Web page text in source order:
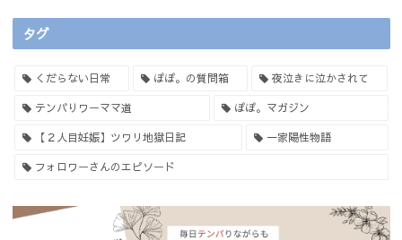
タグ
くだらない日常 ぽぽ。の質問箱 夜泣きに泣かされて
テンパりワーママ道 ぽぽ。マガジン
【２人目妊娠】ツワリ地獄日記 一家陽性物語
フォロワーさんのエピソード